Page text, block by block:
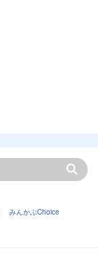
みんかぶChoice